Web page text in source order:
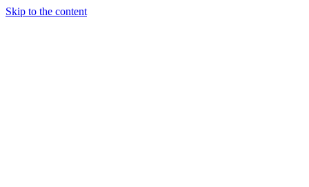
Skip to the content